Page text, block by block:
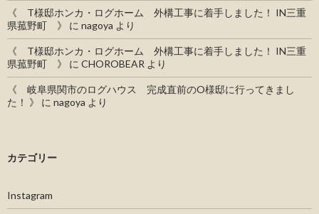
《 T様邸ホンカ・ログホーム 外構工事に着手しました！ IN三重
県菰野町 》
に nagoya より
《 T様邸ホンカ・ログホーム 外構工事に着手しました！ IN三重
県菰野町 》
に CHOROBEAR より
《 岐阜県関市のログハウス 完成直前のO様邸に行ってきまし
た！ 》
に nagoya より
カテゴリー
Instagram